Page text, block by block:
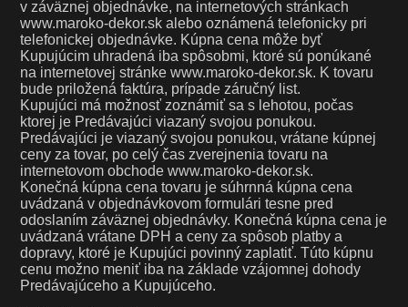
v záväznej objednávke, na internetových stránkach
www.maroko-dekor.sk alebo oznámená telefonicky pri
telefonickej objednávke. Kúpna cena môže byť
Kupujúcim uhradená iba spôsobmi, ktoré sú ponúkané
na internetovej stránke www.maroko-dekor.sk. K tovaru
bude priložená faktúra, prípade záručný list.
Kupujúci má možnosť zoznámiť sa s lehotou, počas
ktorej je Predávajúci viazaný svojou ponukou.
Predávajúci je viazaný svojou ponukou, vrátane kúpnej
ceny za tovar, po celý čas zverejnenia tovaru na
internetovom obchode www.maroko-dekor.sk.
Konečná kúpna cena tovaru je súhrnná kúpna cena
uvádzaná v objednávkovom formulári tesne pred
odoslaním záväznej objednávky. Konečná kúpna cena je
uvádzaná vrátane DPH a ceny za spôsob platby a
dopravy, ktoré je Kupujúci povinný zaplatiť. Túto kúpnu
cenu možno meniť iba na základe vzájomnej dohody
Predávajúceho a Kupujúceho.